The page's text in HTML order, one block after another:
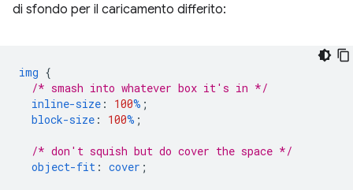
di sfondo per il caricamento differito:
img {
/* smash into whatever box it's in */
inline-size : 100% ;
block-size : 100% ;
/* don't squish but do cover the space */
object-fit : cover ;